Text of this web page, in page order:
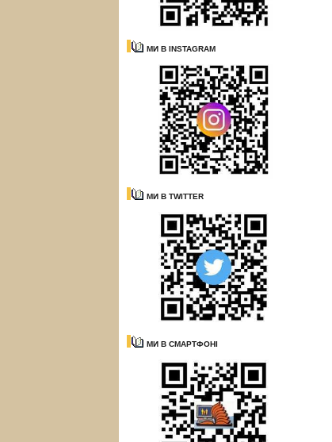
МИ В INSTAGRAM
МИ В TWITTER
МИ В СМАРТФОНІ